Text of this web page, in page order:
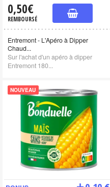
0,50€
REMBOURSÉ
Entremont - L'Apéro à Dipper
Chaud...
Sur l'achat d'un apéro à dipper
Entremont 180...
NOUVEAU